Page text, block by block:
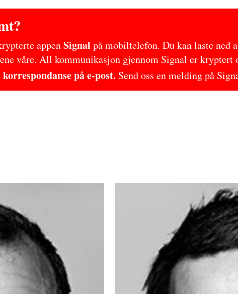
appenSignal på mobiltelefon. Du kan laste ned
våre. All kommunikasjon gjennom Signal er kryptert
på e-post. Send oss en melding på